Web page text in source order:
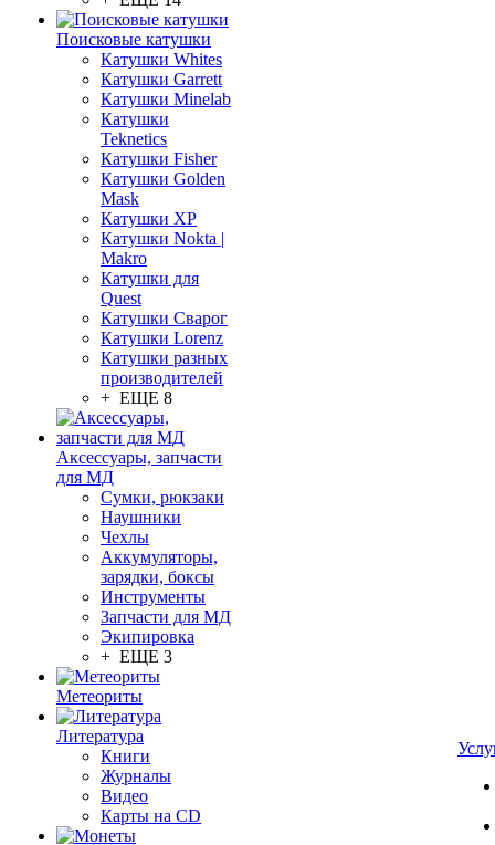
Поисковые катушки
Катушки Whites
Катушки Garrett
Катушки Minelab
Катушки
Teknetics
Катушки Fisher
Катушки Golden
Mask
Катушки XP
Катушки Nokta |
Makro
Катушки для
Quest
Катушки Сварог
Катушки Lorenz
Катушки разных
производителей
+ ЕЩЕ 8
Аксессуары, запчасти
для МД
Сумки, рюкзаки
Наушники
Чехлы
Аккумуляторы,
зарядки, боксы
Инструменты
Запчасти для МД
Экипировка
+ ЕЩЕ 3
Метеориты
Литература
Книги
Журналы
Видео
Карты на CD